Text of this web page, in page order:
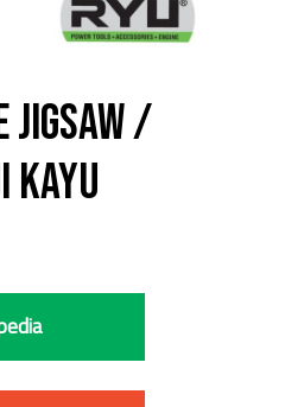
Jigsaw /
Kayu